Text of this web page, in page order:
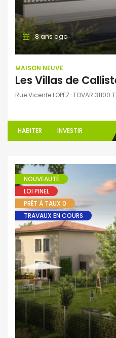
8 ans ago
MAISON NEUVE
Rue Vicente LOPEZ-TOVAR 31100
HABITER INVESTIR
NOUVEAUTÉ
LOI PINEL
PRÊT À TAUX 0
TRAVAUX EN COURS